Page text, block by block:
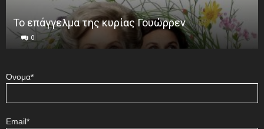
Το επάγγελμα της κυρίας Γουώρρεν
0
Όνομα*
Email*